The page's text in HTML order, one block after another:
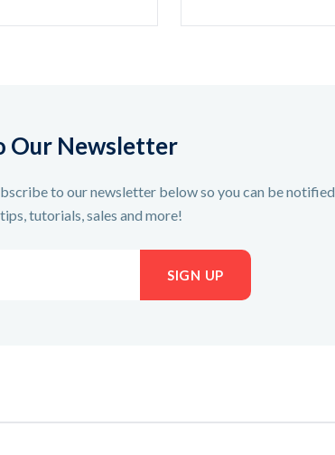
Our Newsletter
to our newsletter below so you can be notified
tutorials, sales and more!
SIGN UP